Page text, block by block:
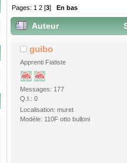
Pages: 1 2 [3] En bas
Auteur
guibo
Apprenti Fiatiste
Messages: 177
Q.I.: 0
Localisation: muret
Modèle: 110F otto bulloni